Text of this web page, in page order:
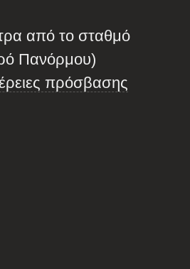
από το σταθμό
Πανόρμου)
πρόσβασης